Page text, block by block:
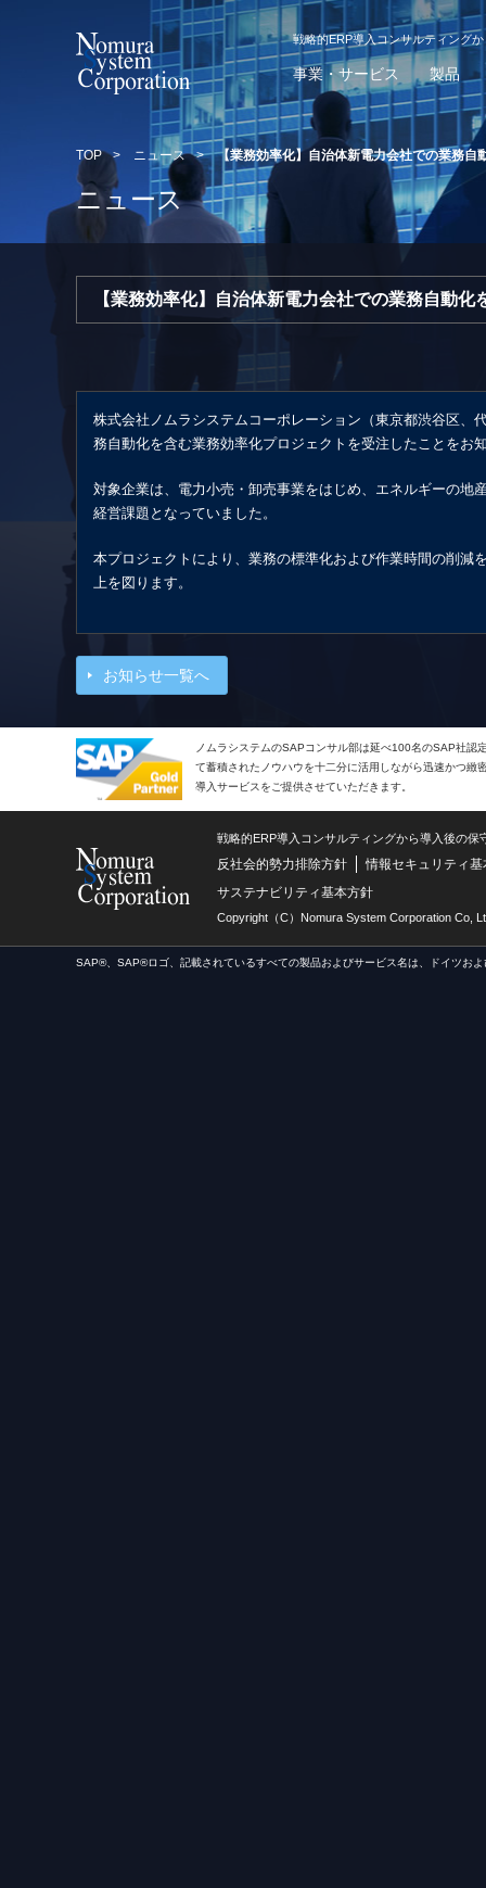
戦略的ERP導入コンサルティング
事業・サービス 製品
TOP > ニュース >【業務効率化】自治体新電力会社での業務自
ニュース
【業務効率化】自治体新電力会社での業務自動
株式会社ノムラシステムコーポレーション（東京都渋谷区
務自動化を含む業務効率化プロジェクトを受注したことをお
対象企業は、電力小売・卸売事業をはじめ、エネルギーの地
経営課題となっていました。
本プロジェクトにより、業務の標準化および作業時間の削減
上を図ります。
お知らせ一覧へ
ノムラシステムのSAPコンサル部は延べ100名のSAP社認
て蓄積されたノウハウを十二分に活用しながら迅速かつ緻
導入サービスをご提供させていただきます。
戦略的ERP導入コンサルティングから導入後の
反社会的勢力排除方針
情報セキュリティ基
サステナビリティ基本方針
Copyright（C）Nomura System Corporation Co,
SAP®、SAP®ロゴ、記載されているすべての製品およびサービス名は、ドイツお